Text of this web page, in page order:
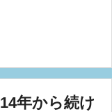
年から続け